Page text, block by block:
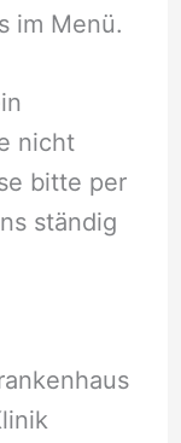
im Menü.
nicht
bitte per
ständig